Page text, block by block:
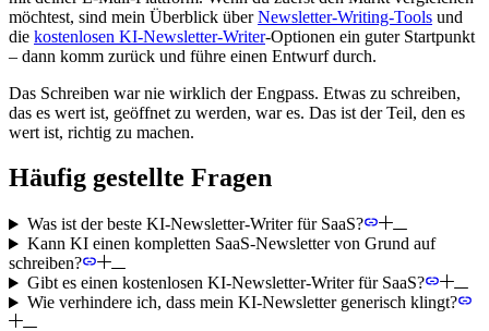
möchtest, sind mein Überblick überNewsletter-Writing-Tools und
die kostenlosen KI-Newsletter-Writer-Optionen ein guter Startpunkt
– dann komm zurück und führe einen Entwurf durch.
Das Schreiben war nie wirklich der Engpass. Etwas zu schreiben,
das es wert ist, geöffnet zu werden, war es. Das ist der Teil, den es
wert ist, richtig zu machen.
Häufig gestellte Fragen
Was ist der beste KI-Newsletter-Writer für SaaS?
Kann KI einen kompletten SaaS-Newsletter von Grund auf
schreiben?
Gibt es einen kostenlosen KI-Newsletter-Writer für SaaS?
Wie verhindere ich, dass mein KI-Newsletter generisch klingt?